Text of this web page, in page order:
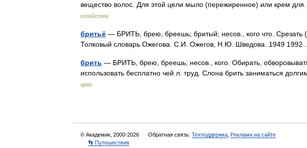
вещество волос. Для этой цели мыло (пережиренное) или крем
хозяйства
бритьё — БРИТЬ, брею, бреешь; бритый; несов., кого что. Срезать
Толковый словарь Ожегова. С.И. Ожегов, Н.Ю. Шведова. 1949
брить — БРИТЬ, брею, бреешь; несов., кого. Обирать,
использовать бесплатно чей л. труд. Слона брить заниматься
арго
© Академик, 2000-2026 Обратная связь: Техподдержка Реклама на сайте
👣 Путешествия